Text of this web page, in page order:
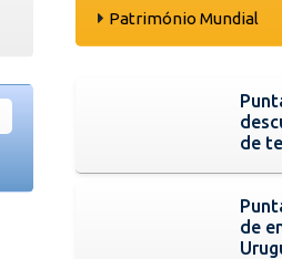
Património Mundial
de
de